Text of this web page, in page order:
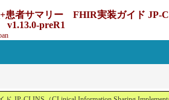
+患者サマリー FHIR実装ガイド
v1.13.0-preR1